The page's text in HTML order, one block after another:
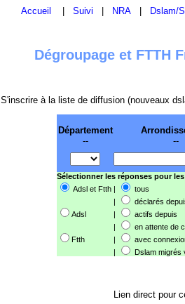
Accueil Suivi NRA Dslam/
Dégroupage et FTTH
S'inscrire à la liste de diffusion (nouveaux
Département
--
--
Sélectionner les réponses pour
Adsl et Ftth |
tous
|
déclarés
Adsl |
actifs depuis
|
en attente de
Ftth
|
avec
|
Dslam migrés
Lien direct pour